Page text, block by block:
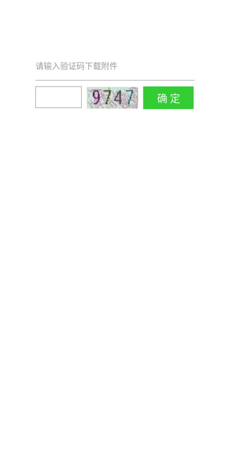
请输入验证码下载附件